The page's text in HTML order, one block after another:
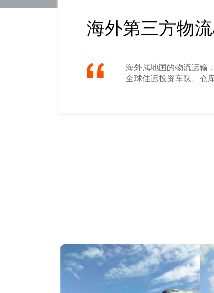
海外第三方物
海外属地国的物流运输
全球佳运投资车队、仓